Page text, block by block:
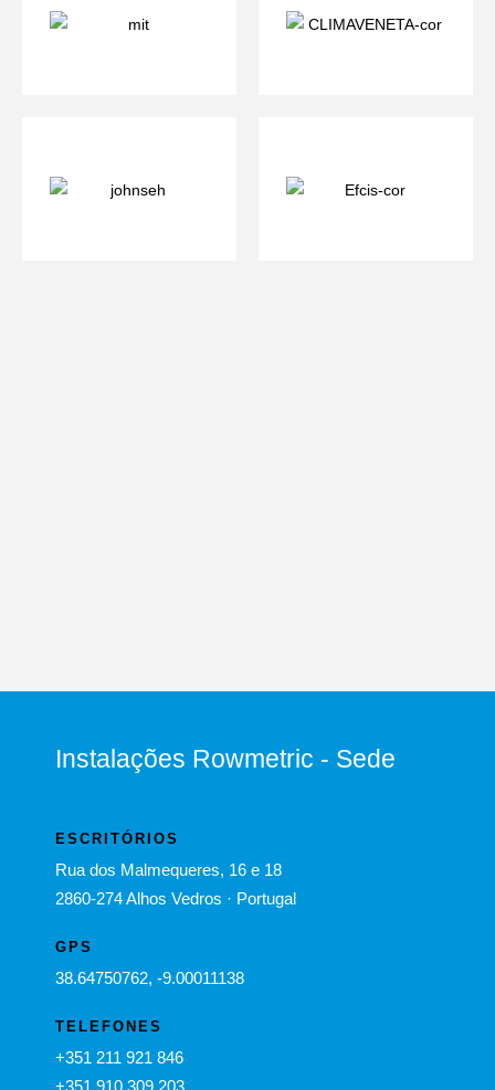
Instalações Rowmetric - Sede
ESCRITÓRIOS
Rua dos Malmequeres, 16 e 18
2860-274 Alhos Vedros · Portugal
GPS
38.64750762, -9.00011138
TELEFONES
+351 211 921 846
+351 910 309 203